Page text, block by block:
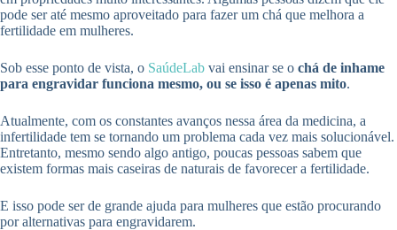
pode ser até mesmo aproveitado para fazer um chá que melhora a
fertilidade em mulheres.
Sob esse ponto de vista, o SaúdeLab vai ensinar se o chá de inhame
para engravidar funciona mesmo, ou se isso é apenas mito.
Atualmente, com os constantes avanços nessa área da medicina, a
infertilidade tem se tornando um problema cada vez mais solucionável.
Entretanto, mesmo sendo algo antigo, poucas pessoas sabem que
existem formas mais caseiras de naturais de favorecer a fertilidade.
E isso pode ser de grande ajuda para mulheres que estão procurando
por alternativas para engravidarem.